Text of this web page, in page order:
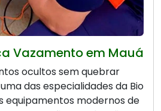
Vazamento em Mauá
ocultos sem quebrar
das especialidades da Bio
equipamentos modernos de